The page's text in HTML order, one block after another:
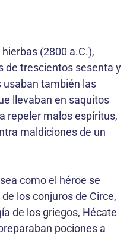
(2800 a.C.),
de trescientos sesenta y
usaban también las
llevaban en saquitos
repeler malos espíritus,
maldiciones de un
como el héroe se
los conjuros de Circe,
de los griegos, Hécate
pociones a